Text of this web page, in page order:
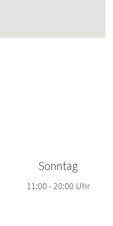
Sonntag
11:00 -20:00 Uhr